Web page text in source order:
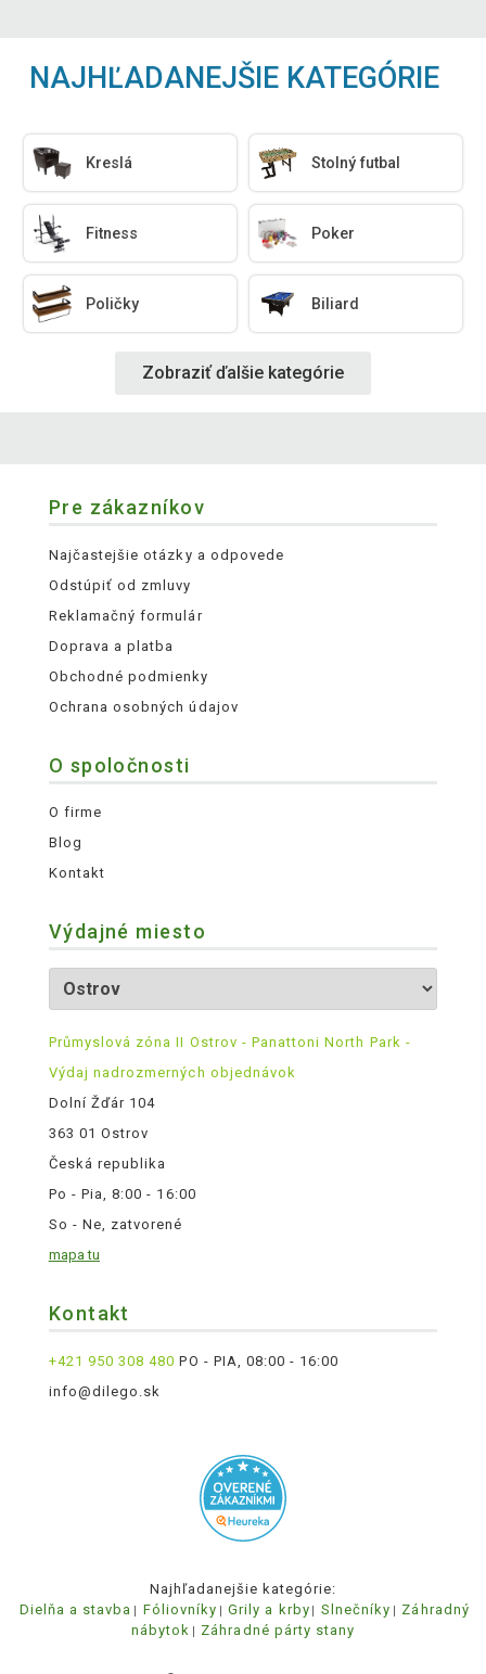
NAJHĽADANEJŠIE KATEGÓRIE
Kreslá Stolný futbal
Fitness Poker
Poličky Biliard
Zobraziť ďalšie kategórie
Pre zákazníkov
Najčastejšie otázky a odpovede
Odstúpiť od zmluvy
Reklamačný formulár
Doprava a platba
Obchodné podmienky
Ochrana osobných údajov
O spoločnosti
O firme
Blog
Kontakt
Výdajné miesto
Průmyslová zóna II Ostrov - Panattoni North Park -
Výdaj nadrozmerných objednávok
Dolní Žďár 104
363 01 Ostrov
Česká republika
Po - Pia, 8:00 - 16:00
So - Ne, zatvorené
mapa tu
Kontakt
+421 950 308 480 PO - PIA, 08:00 - 16:00
info@dilego.sk
Najhľadanejšie kategórie:
Dielňa a stavba
Fóliovníky Grily a krby Slnečníky
Záhradný
nábytok
Záhradné párty stany